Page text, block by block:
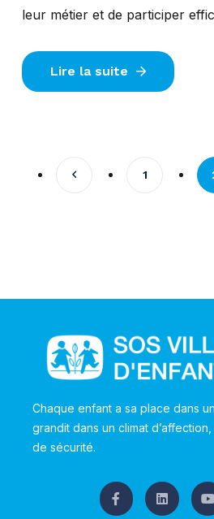
leur métier et de participer
Lire la suite
1
Chaque enfant a sa place dans
grandit dans un climat
de sécurité.